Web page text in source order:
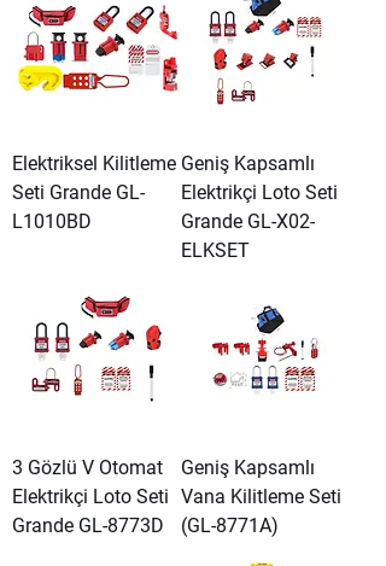
Elektriksel Kilitleme
Seti Grande GL-
L1010BD
Geniş Kapsamlı
Elektrikçi Loto Seti
Grande GL-X02-
ELKSET
3 Gözlü V Otomat
Elektrikçi Loto Seti
Grande GL-8773D
Geniş Kapsamlı
Vana Kilitleme Seti
(GL-8771A)